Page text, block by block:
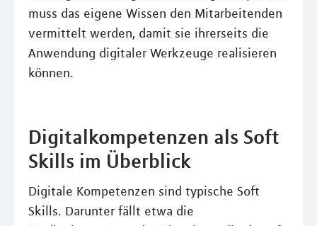
muss das eigene Wissen den Mitarbeitenden
vermittelt werden, damit sie ihrerseits die
Anwendung digitaler Werkzeuge realisieren
können.
Digitalkompetenzen als Soft
Skills im Überblick
Digitale Kompetenzen sind typische Soft
Skills. Darunter fällt etwa die